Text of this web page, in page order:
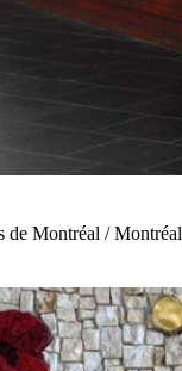
de Montréal / Montréal